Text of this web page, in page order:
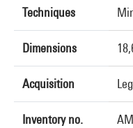
Techniques
Dimensions
Acquisition
Inventory no.